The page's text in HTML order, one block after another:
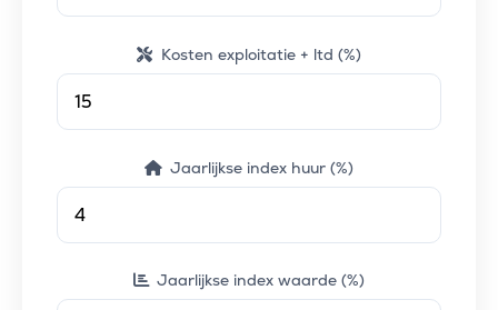
Kosten exploitatie + ltd (%)
Jaarlijkse index huur (%)
Jaarlijkse index waarde (%)